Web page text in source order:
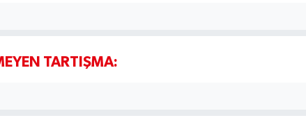
TARTIŞMA: